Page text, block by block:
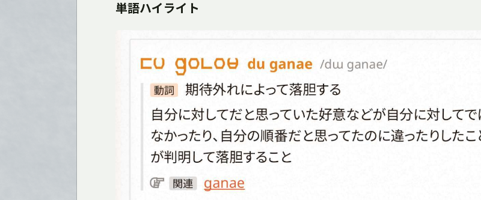
単語ハイライト